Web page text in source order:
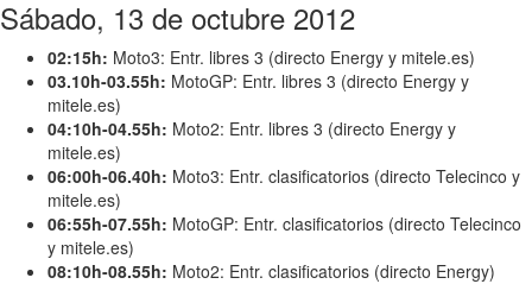
Sábado, 13 de octubre 2012
02:15h: Moto3: Entr. libres 3 (directo Energy y mitele.es)
03.10h-03.55h: MotoGP: Entr. libres 3 (directo Energy y
mitele.es)
04:10h-04.55h: Moto2: Entr. libres 3 (directo Energy y
mitele.es)
06:00h-06.40h: Moto3: Entr. clasificatorios (directo Telecinco y
mitele.es)
06:55h-07.55h: MotoGP: Entr. clasificatorios (directo Telecinco
y mitele.es)
08:10h-08.55h: Moto2: Entr. clasificatorios (directo Energy)